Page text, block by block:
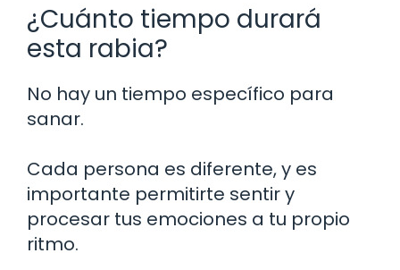
¿Cuánto tiempo durará
esta rabia?
No hay un tiempo específico para
sanar.
Cada persona es diferente, y es
importante permitirte sentir y
procesar tus emociones a tu propio
ritmo.